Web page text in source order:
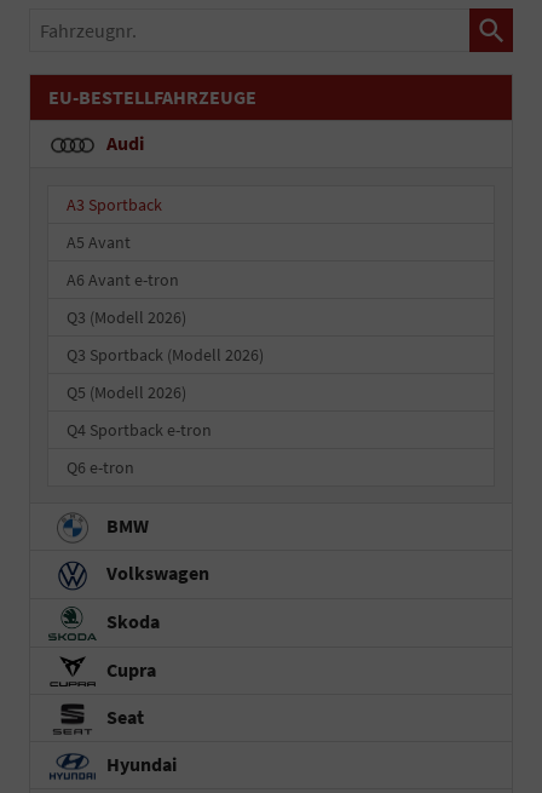
Fahrzeugnr.
EU-BESTELLFAHRZEUGE
Audi
A3 Sportback
A5 Avant
A6 Avant e-tron
Q3 (Modell 2026)
Q3 Sportback (Modell 2026)
Q5 (Modell 2026)
Q4 Sportback e-tron
Q6 e-tron
BMW
Volkswagen
Skoda
Cupra
Seat
Hyundai